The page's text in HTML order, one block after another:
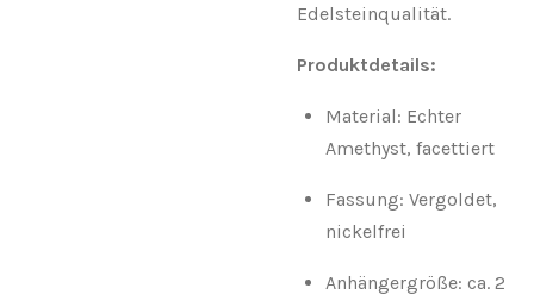
Edelsteinqualität.
Produktdetails:
Material: Echter
Amethyst, facettiert
Fassung: Vergoldet,
nickelfrei
Anhängergröße: ca. 2